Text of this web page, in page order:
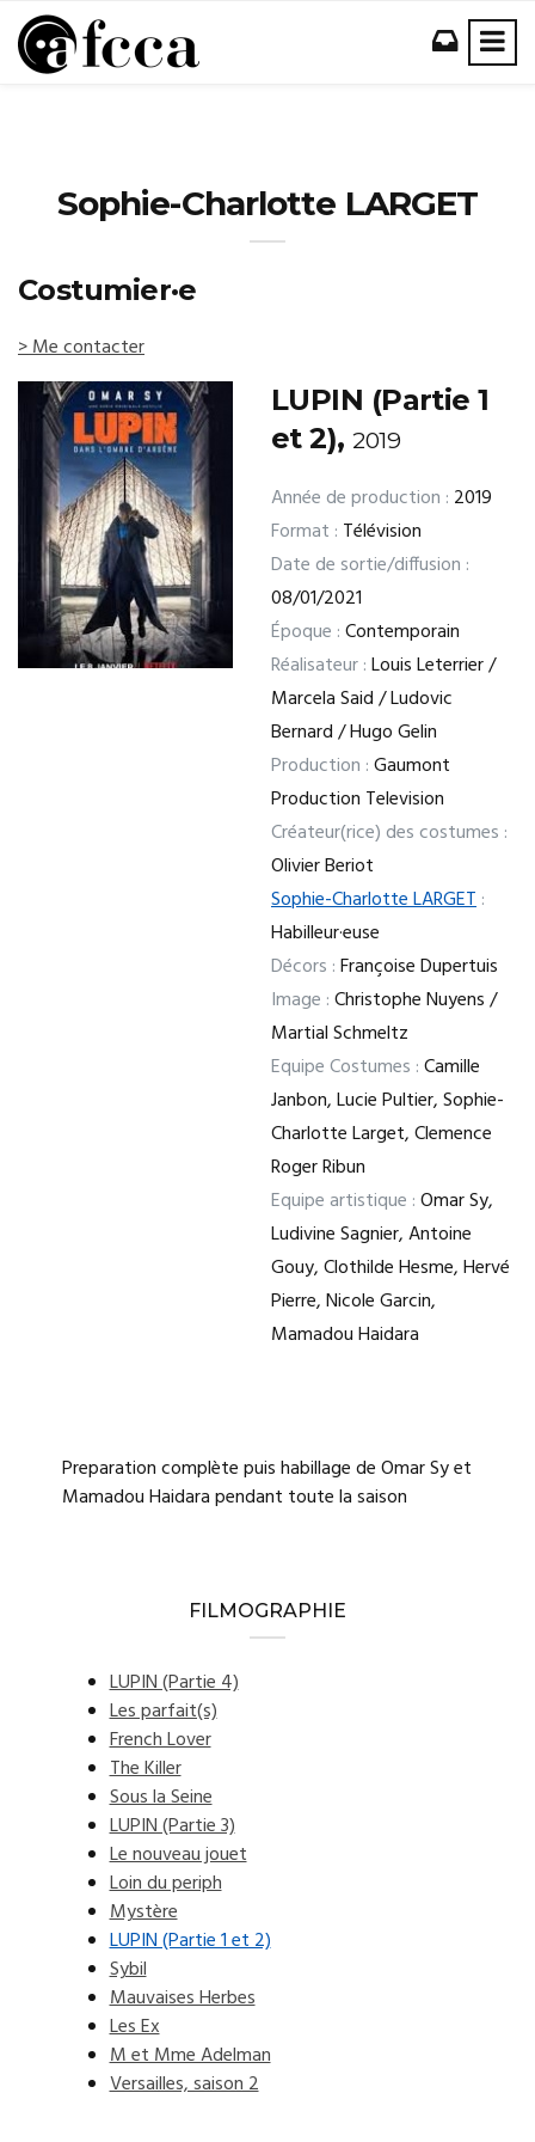
Sophie-Charlotte LARGET
Costumier·e
> Me contacter
LUPIN (Partie 1
et 2),2019
Année de production : 2019
Format : Télévision
Date de sortie/diffusion :
08/01/2021
Époque :Contemporain
Réalisateur :Louis Leterrier /
Marcela Said / Ludovic
Bernard / Hugo Gelin
Production :Gaumont
Production Television
Créateur(rice) des costumes :
Olivier Beriot
Sophie-Charlotte LARGET:
Habilleur·euse
Décors :Françoise Dupertuis
Image :Christophe Nuyens /
Martial Schmeltz
Equipe Costumes :Camille
Janbon, Lucie Pultier, Sophie-
Charlotte Larget, Clemence
Roger Ribun
Equipe artistique :Omar Sy,
Ludivine Sagnier, Antoine
Gouy, Clothilde Hesme, Hervé
Pierre, Nicole Garcin,
Mamadou Haidara
Preparation complète puis habillage de Omar Sy et
Mamadou Haidara pendant toute la saison
FILMOGRAPHIE
LUPIN (Partie 4)
Les parfait(s)
French Lover
The Killer
Sous la Seine
LUPIN (Partie 3)
Le nouveau jouet
Loin du periph
Mystère
LUPIN (Partie 1 et 2)
Sybil
Mauvaises Herbes
Les Ex
M et Mme Adelman
Versailles, saison 2